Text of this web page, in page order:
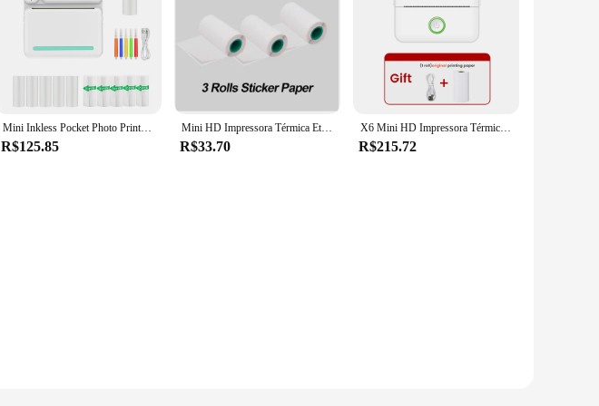
Mini Inkless Pocket Photo Printer, Fabricante de Adesivos Portátil, Impressora Térmica para DIY, Jornal, Notas de Estudo, Memo
R$125.85
Mini HD Impressora Térmica Etiqueta Portátil, Endurance Impressora Bluetooth para Erro Estudante Title Note, Bolso errado Impressão Inkless
R$33.70
X6 Mini HD Impressora Térmica de Etiqueta Portátil, Endurance Impressora Bluetooth para Estudante, Erro Title Note, Impressão Inkless Bolso Errado
R$215.72